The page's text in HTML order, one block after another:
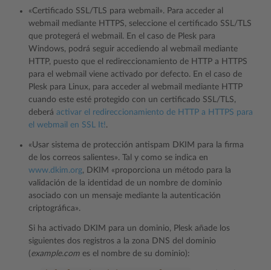
«Certificado SSL/TLS para webmail». Para acceder al
webmail mediante HTTPS, seleccione el certificado SSL/TLS
que protegerá el webmail. En el caso de Plesk para
Windows, podrá seguir accediendo al webmail mediante
HTTP, puesto que el redireccionamiento de HTTP a HTTPS
para el webmail viene activado por defecto. En el caso de
Plesk para Linux, para acceder al webmail mediante HTTP
cuando este esté protegido con un certificado SSL/TLS,
deberá activar el redireccionamiento de HTTP a HTTPS para
el webmail en SSL It!.
«Usar sistema de protección antispam DKIM para la firma
de los correos salientes». Tal y como se indica en
www.dkim.org, DKIM «proporciona un método para la
validación de la identidad de un nombre de dominio
asociado con un mensaje mediante la autenticación
criptográfica».
Si ha activado DKIM para un dominio, Plesk añade los
siguientes dos registros a la zona DNS del dominio
(example.com es el nombre de su dominio):